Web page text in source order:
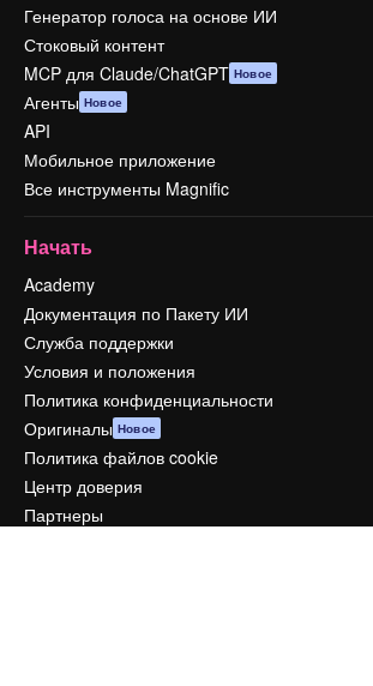
Генератор голоса на основе ИИ
Стоковый контент
MCP для Claude/ChatGPT Новое
Агенты Новое
API
Мобильное приложение
Все инструменты Magnific
Начать
Academy
Документация по Пакету ИИ
Служба поддержки
Условия и положения
Политика конфиденциальности
Оригиналы Новое
Политика файлов cookie
Центр доверия
Партнеры